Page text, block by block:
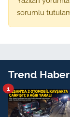
sorumlu
Trend
1